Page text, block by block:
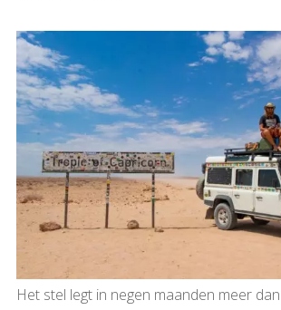
Het stel legt in negen maanden meer